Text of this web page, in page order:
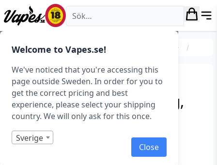
Welcome to Vapes.se!
We've noticed that you're accessing this
page outside Sweden. In order for you to
get the correct pricing and best
experience, please select your shipping
country. We will only ask for this once.
Sverige
Close
Vapes.se
E-cigarett startkit/paket Engångs vape eLite
eLite Engångs Vape –
SubZero Menthol (20 mg,
Disposable)
Art.nr: 40381
Slut i lager